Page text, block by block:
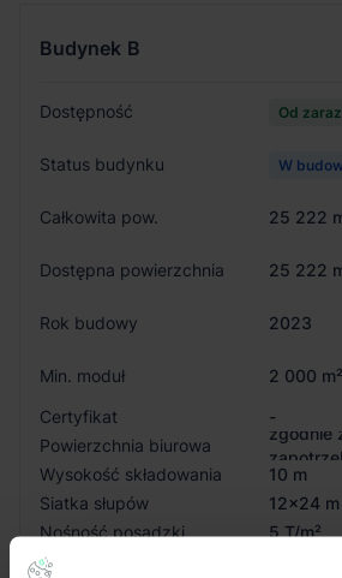
Budynek B
Dostępność Od zaraz
Status budynku W
Całkowita pow. 25 222
Dostępna powierzchnia 25 222
Rok budowy 2023
Min. moduł
2 000 m²
Certyfikat
-
Powierzchnia biurowa
zgodnie
Wysokość składowania
10 m
Siatka słupów
12x24 m
Nośność posadzki
5 T/m²
Oświetlenie